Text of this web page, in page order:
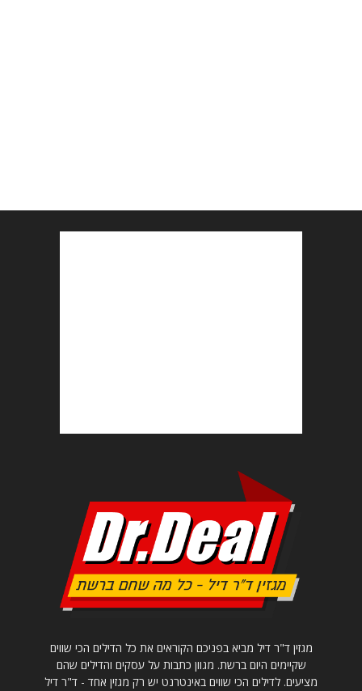
מגזין ד"ר דיל מביא בפניכם הקוראים את כל הדילים הכי שווים
שקיימים היום ברשת. מגוון כתבות על עסקים והדילים שהם
מציעים. לדילים הכי שווים באינטרנט יש רק מגזין אחד - ד"ר דיל